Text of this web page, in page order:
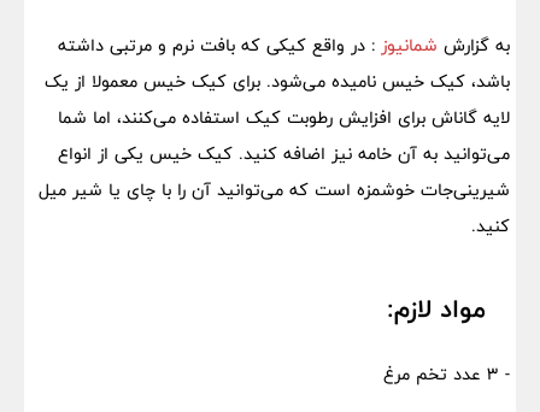
به گزارش شمانیوز : در واقع کیکی که بافت نرم و مرتبی داشته
باشد، کیک خیس نامیده می‌شود. برای کیک خیس معمولا از یک
لایه گاناش برای افزایش رطوبت کیک استفاده می‌کنند، اما شما
می‌توانید به آن خامه نیز اضافه کنید. کیک خیس یکی از انواع
شیرینی‌جات خوشمزه است که می‌توانید آن را با چای یا شیر میل
کنید.
مواد لازم:
- 3 عدد تخم مرغ